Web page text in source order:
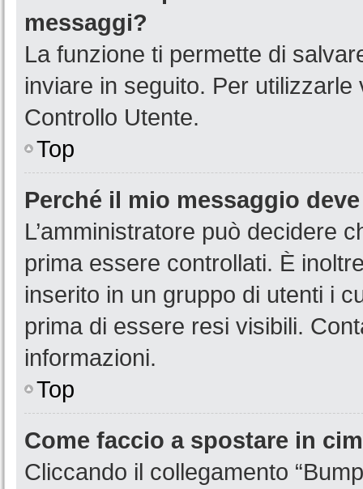
messaggi?
La funzione ti permette di
inviare in seguito. Per utilizzarle
Controllo Utente.
Top
Perché il mio messaggio
L’amministratore può decidere
prima essere controllati. È
inserito in un gruppo di utenti i
prima di essere resi visibili.
informazioni.
Top
Come faccio a spostare in
Cliccando il collegamento